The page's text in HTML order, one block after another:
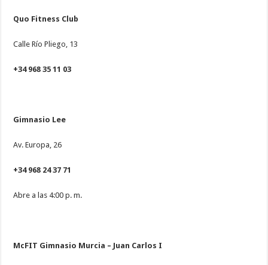
Quo Fitness Club
Calle Río Pliego, 13
+34 968 35 11 03
Gimnasio Lee
Av. Europa, 26
+34 968 24 37 71
Abre a las 4:00 p. m.
McFIT Gimnasio Murcia – Juan Carlos I